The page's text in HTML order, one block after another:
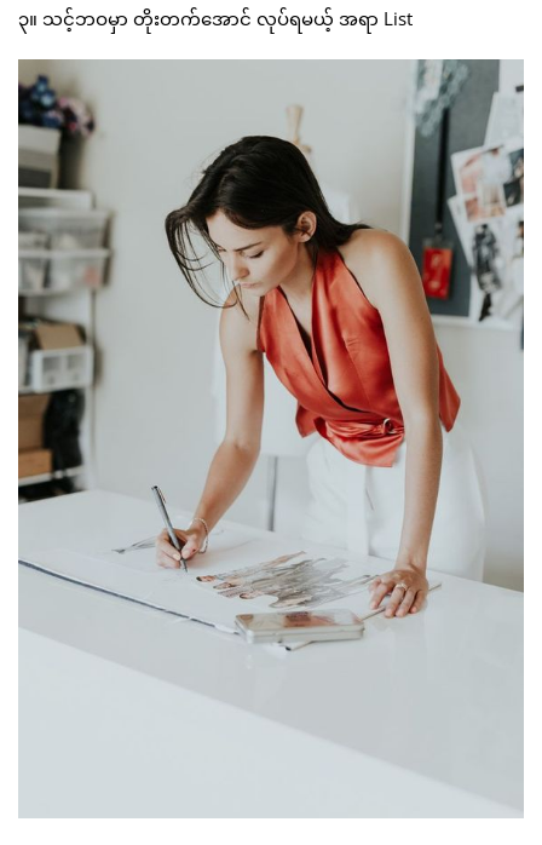
၃။ သင့်ဘဝမှာ တိုးတက်အောင် လုပ်ရမယ့် အရာ List